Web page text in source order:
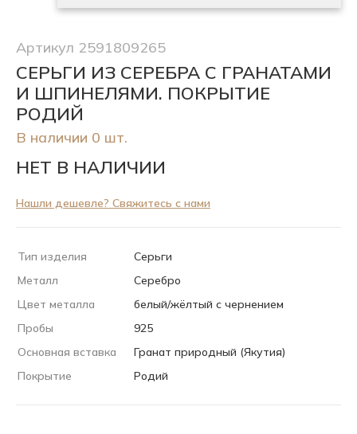
Артикул 2591809265
СЕРЬГИ ИЗ СЕРЕБРА С ГРАНАТАМИ
И ШПИНЕЛЯМИ. ПОКРЫТИЕ
РОДИЙ
В наличии 0 шт.
НЕТ В НАЛИЧИИ
Нашли дешевле? Свяжитесь с нами
Тип изделия
Серьги
Металл
Серебро
Цвет металла
белый/жёлтый с чернением
Пробы
925
Основная вставка
Гранат природный (Якутия)
Покрытие
Родий